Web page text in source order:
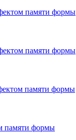
памяти формы
памяти формы
памяти формы
памяти формы